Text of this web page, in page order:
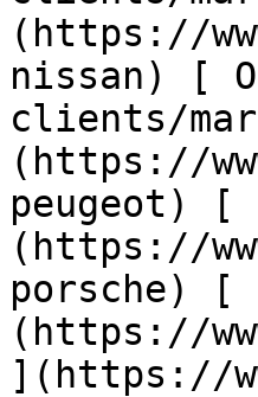
(https://
nissan) [
clients/
(https://
peugeot) [
(https://
porsche)
(https://
](https://